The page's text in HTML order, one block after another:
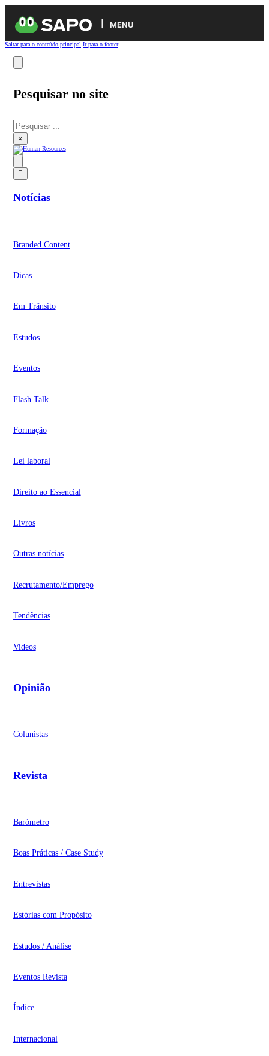
MENU
Saltar para o conteúdo principal Ir para o footer
Pesquisar no site
Pesquisar
×
Notícias
Branded Content
Dicas
Em Trânsito
Estudos
Eventos
Flash Talk
Formação
Lei laboral
Direito ao Essencial
Livros
Outras notícias
Recrutamento/Emprego
Tendências
Videos
Opinião
Colunistas
Revista
Barómetro
Boas Práticas / Case Study
Entrevistas
Estórias com Propósito
Estudos / Análise
Eventos Revista
Índice
Internacional